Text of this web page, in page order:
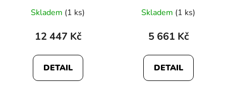
Skladem (1 ks)
12 447 Kč
DETAIL
hodnocení
produktu
5,0
z
Skladem (1 ks)
5 661 Kč
DETAIL